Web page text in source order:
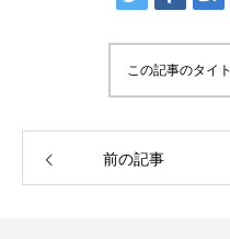
この記事のタイ
前の記事